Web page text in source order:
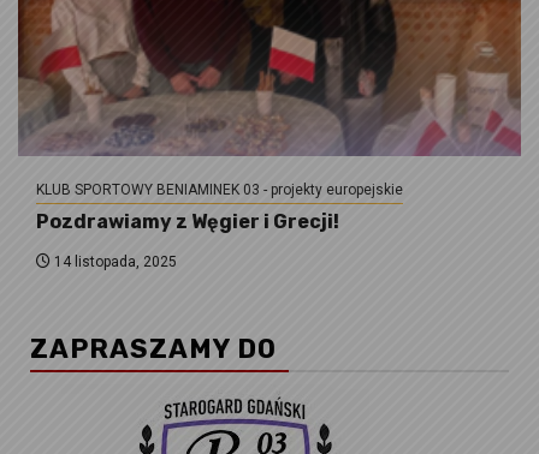
KLUB SPORTOWY BENIAMINEK 03 - projekty europejskie
Pozdrawiamy z Węgier i Grecji!
14 listopada, 2025
ZAPRASZAMY DO